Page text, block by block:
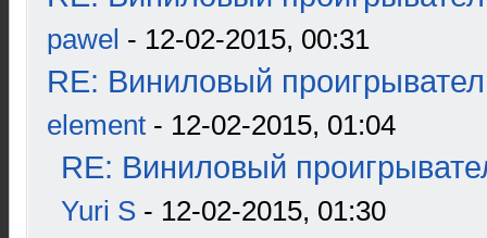
pawel - 12-02-2015, 00:31
RE: Виниловый
element - 12-02-2015, 01:04
RE: Виниловый
Yuri S - 12-02-2015, 01:30